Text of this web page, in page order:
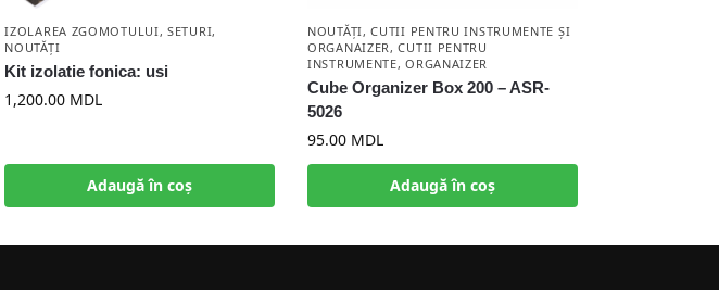
IZOLAREA ZGOMOTULUI,SETURI,
NOUTĂȚI
Kit izolatie fonica: usi
1,200.00 MDL
Adaugă în coș
NOUTĂȚI,CUTII PENTRU INSTRUMENTE ȘI
ORGANAIZER ,CUTII PENTRU
INSTRUMENTE,ORGANAIZER
Cube Organizer Box 200 – ASR-
5026
95.00 MDL
Adaugă în coș